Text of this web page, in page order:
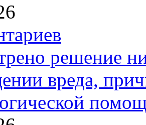
решение
вреда,